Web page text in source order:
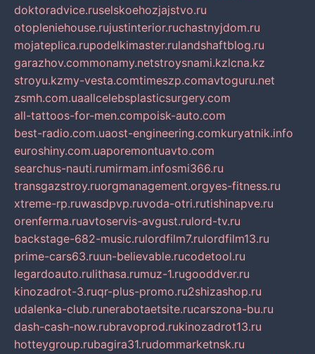
doktoradvice.ruselskoehozjajstvo.ru
otopleniehouse.rujustinterior.ruchastnyjdom.ru
mojateplica.rupodelkimaster.rulandshaftblog.ru
garazhov.commonamy.netstroysnami.kzlcna.kz
stroyu.kzmy-vesta.comtimeszp.comavtoguru.net
zsmh.com.uaallcelebsplasticsurgery.com
all-tattoos-for-men.compoisk-auto.com
best-radio.com.uaost-engineering.comkuryatnik.info
euroshiny.com.uaporemontuavto.com
searchus-nauti.rumirmam.infosmi366.ru
transgazstroy.ruorgmanagement.orgyes-fitness.ru
xtreme-rp.ruwasdpvp.ruvoda-otri.rutishinapve.ru
orenferma.ruavtoservis-avgust.rulord-tv.ru
backstage-682-music.rulordfilm7.rulordfilm13.ru
prime-cars63.ruun-believable.rucodetool.ru
legardoauto.rulithasa.rumuz-1.rugooddver.ru
kinozadrot-3.ruqr-plus-promo.ru2shizashop.ru
udalenka-club.runerabotaetsite.rucarszona-bu.ru
dash-cash-now.rubravoprod.rukinozadrot13.ru
hotteygroup.rubagira31.rudommarketnsk.ru